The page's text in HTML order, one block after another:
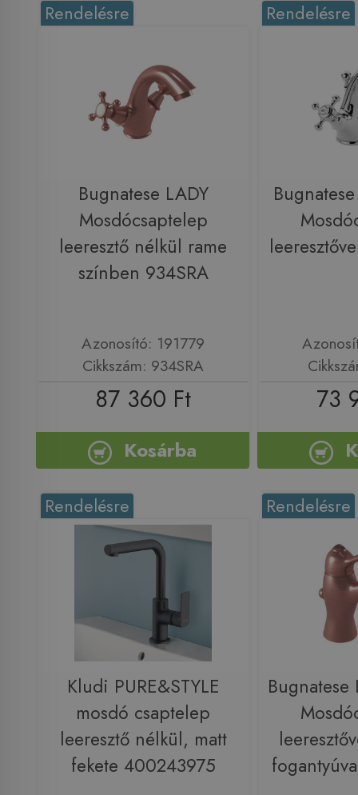
Rendelésre
Bugnatese LADY
Mosdócsaptelep
leeresztő nélkül rame
színben 934SRA
Azonosító: 191779
Cikkszám: 934SRA
87 360 Ft
Kosárba
Rendelésre
73
Rendelésre
Kludi PURE&STYLE
mosdó csaptelep
leeresztő nélkül, matt
fekete 400243975
Rendelésre
Bugnatese